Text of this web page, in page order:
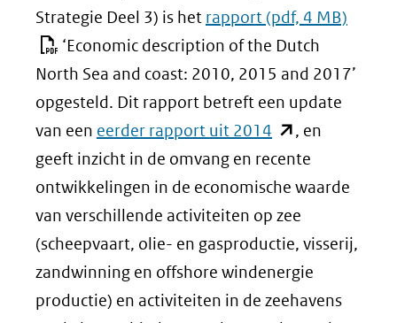
Strategie Deel 3) is het rapport (pdf, 4 MB)
‘Economic description of the Dutch
North Sea and coast: 2010, 2015 and 2017’
opgesteld. Dit rapport betreft een update
van een eerder rapport uit 2014 (opent
in
nieuw
venster)
(verwijst
naar
een
, en
geeft inzicht in de omvang en recente
ontwikkelingen in de economische waarde
van verschillende activiteiten op zee
(scheepvaart, olie- en gasproductie, visserij,
zandwinning en offshore windenergie
productie) en activiteiten in de zeehavens